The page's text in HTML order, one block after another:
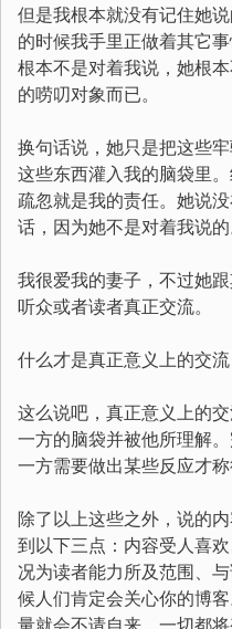
但是我根本就没有记住她
的时候我手里正做着其它
根本不是对着我说，她根
的唠叨对象而已。
换句话说，她只是把这些
这些东西灌入我的脑袋里
疏忽就是我的责任。她说
话，因为她不是对着我说的
我很爱我的妻子，不过她
听众或者读者真正交流。
什么才是真正意义上的交流
这么说吧，真正意义上的
一方的脑袋并被他所理解
一方需要做出某些反应才
除了以上这些之外，说的
到以下三点：内容受人喜
况为读者能力所及范围、
候人们肯定会关心你的博
量就会不请自来，一切都